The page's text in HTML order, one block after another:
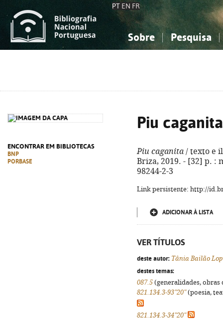
PT EN FR
Sobre Pesquisa
ENCONTRAR EM BIBLIOTECAS
BNP
PORBASE
Piu caganita
Piu caganita / texto e
Briza, 2019. - [32] p. :
98244-2-3
Link persistente: http://
ADICIONAR À LISTA
VER TÍTULOS
deste autor: Tânia Bailão
destes temas:
087.5 (generalidades,
821.134.3-93"20"(poesia,
821.134.3-34"20"